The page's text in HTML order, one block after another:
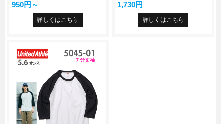
950円～
詳しくはこちら
1,730円
詳しくはこちら